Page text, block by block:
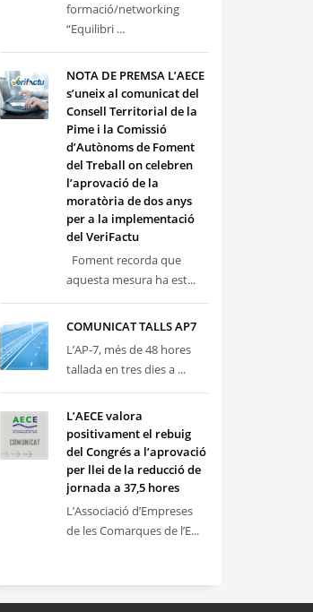
formació/networking
“Equilibri ...
NOTA DE PREMSA L’AECE
s’uneix al comunicat del
Consell Territorial de la
Pime i la Comissió
d’Autònoms de Foment
del Treball on celebren
l’aprovació de la
moratòria de dos anys
per a la implementació
del VeriFactu
Foment recorda que
aquesta mesura ha est...
COMUNICAT TALLS AP7
L’AP-7, més de 48 hores
tallada en tres dies a ...
L’AECE valora
positivament el rebuig
del Congrés a l’aprovació
per llei de la reducció de
jornada a 37,5 hores
L’Associació d’Empreses
de les Comarques de l’E...